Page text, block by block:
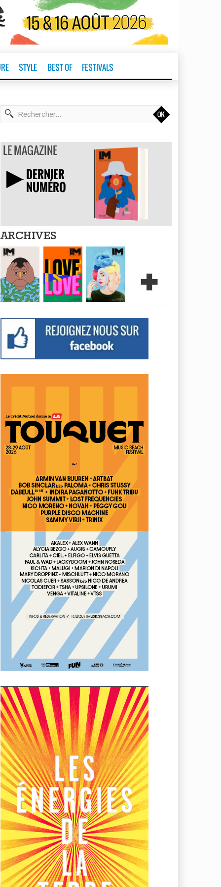
STYLE BEST OF FESTIVALS
t
LE MAGAZINE
DERNIER
NUMÉRO TÉLÉCHARGER
ARCHIVES +